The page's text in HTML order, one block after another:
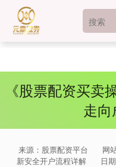
《股票配资买卖
走向
来源：股票配资平台
网
新安全开户流程详解
日